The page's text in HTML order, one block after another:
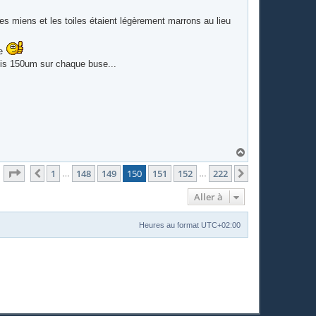
miens et les toiles étaient légèrement marrons au lieu
150um sur chaque buse...
a
t
Page 150 sur222
Précédente
1 148 149 150 151 152 222
Aller à
Heures au format UTC+02:00